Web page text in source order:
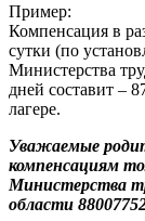
Пример:
Компенсация в
сутки (по
Министерства
дней составит –
лагере.
Уважаемые
компенсациям
Министерства
области